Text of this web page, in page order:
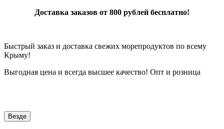
Доставка заказов от 800 рублей бесплатно!
Быстрый заказ и доставка свежих морепродуктов по всему
Крыму!
Выгодная цена и всегда высшее качество! Опт и розница
Везде